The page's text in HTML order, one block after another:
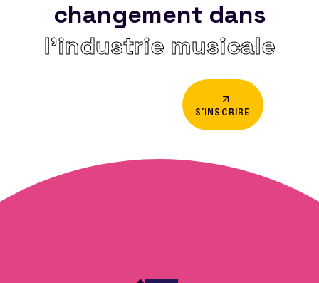
changement dans
l’industrie musicale
S'INSCRIRE